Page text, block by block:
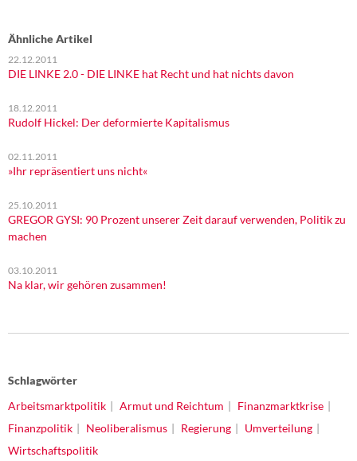
Ähnliche Artikel
22.12.2011
DIE LINKE 2.0 - DIE LINKE hat Recht und hat nichts davon
18.12.2011
Rudolf Hickel: Der deformierte Kapitalismus
02.11.2011
»Ihr repräsentiert uns nicht«
25.10.2011
GREGOR GYSI: 90 Prozent unserer Zeit darauf verwenden, Politik zu
machen
03.10.2011
Na klar, wir gehören zusammen!
Schlagwörter
Arbeitsmarktpolitik
Armut und Reichtum
Finanzmarktkrise
Finanzpolitik
Neoliberalismus Regierung
Umverteilung
Wirtschaftspolitik